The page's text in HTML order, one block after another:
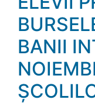
BANII